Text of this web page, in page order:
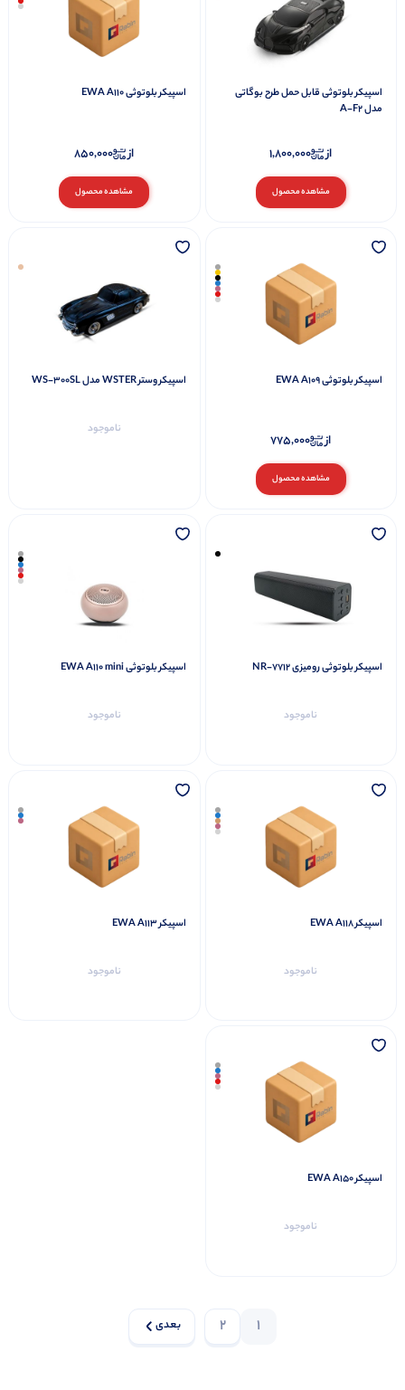
اسپیکر بلوتوثی قابل حمل طرح بوگاتی
مدل A-F2
مشاهده محصول
از 1,800,000
اسپیکر بلوتوثی EWA A110
مشاهده محصول
از 850,000
اسپیکر بلوتوثی EWA A109
مشاهده محصول
از 775,000
اسپیکر وستر WSTER مدل WS-300SL
ناموجود
اسپیکر بلوتوثی رومیزی NR-7712
ناموجود
اسپیکر بلوتوثی EWA A110 mini
ناموجود
اسپیکر EWA A118
ناموجود
اسپیکر EWA A113
ناموجود
اسپیکر EWA A150
ناموجود
1
2 بعدی